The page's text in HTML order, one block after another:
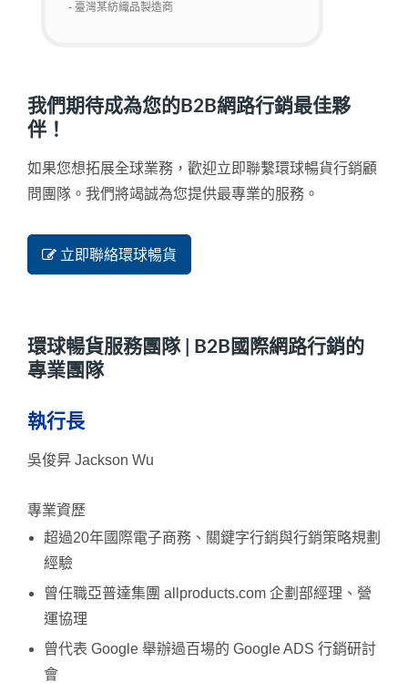
- 臺灣某紡織品製造商
我們期待成為您的B2B網路行銷最佳夥
伴！
如果您想拓展全球業務，歡迎立即聯繫環球暢貨行銷顧
問團隊。我們將竭誠為您提供最專業的服務。
立即聯絡環球暢貨
環球暢貨服務團隊 | B2B國際網路行銷的
專業團隊
執行長
吳俊昇 Jackson Wu
專業資歷
超過20年國際電子商務、關鍵字行銷與行銷策略規劃
經驗
曾任職亞普達集團 allproducts.com 企劃部經理、營
運協理
曾代表 Google 舉辦過百場的 Google ADS 行銷研討
會